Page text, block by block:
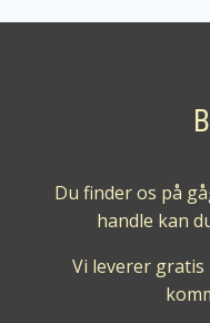
Du finder os på
handle kan
Vi leverer gratis